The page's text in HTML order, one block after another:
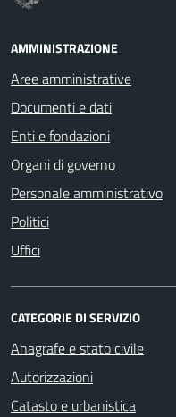
AMMINISTRAZIONE
Aree amministrative
Documenti e dati
Enti e fondazioni
Organi di governo
Personale amministrativo
Politici
Uffici
CATEGORIE DI SERVIZIO
Anagrafe e stato civile
Autorizzazioni
Catasto e urbanistica